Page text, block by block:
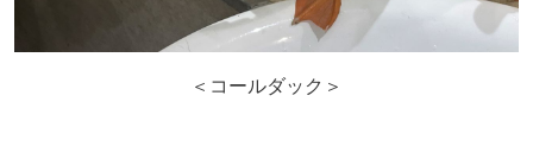
＜コールダック＞